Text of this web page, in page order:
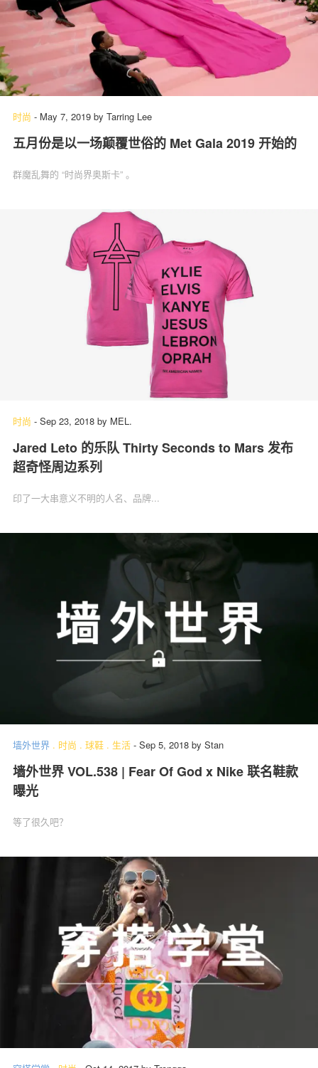
时尚 - May 7, 2019 by Tarring Lee
五月份是以一场颠覆世俗的 Met Gala 2019 开始的
群魔乱舞的 “时尚界奥斯卡” 。
时尚 - Sep 23, 2018 by MEL.
Jared Leto 的乐队 Thirty Seconds to Mars 发布
超奇怪周边系列
印了一大串意义不明的人名、品牌...
墙外世界 . 时尚 . 球鞋 . 生活 - Sep 5, 2018 by Stan
墙外世界 VOL.538 | Fear Of God x Nike 联名鞋款
曝光
等了很久吧？